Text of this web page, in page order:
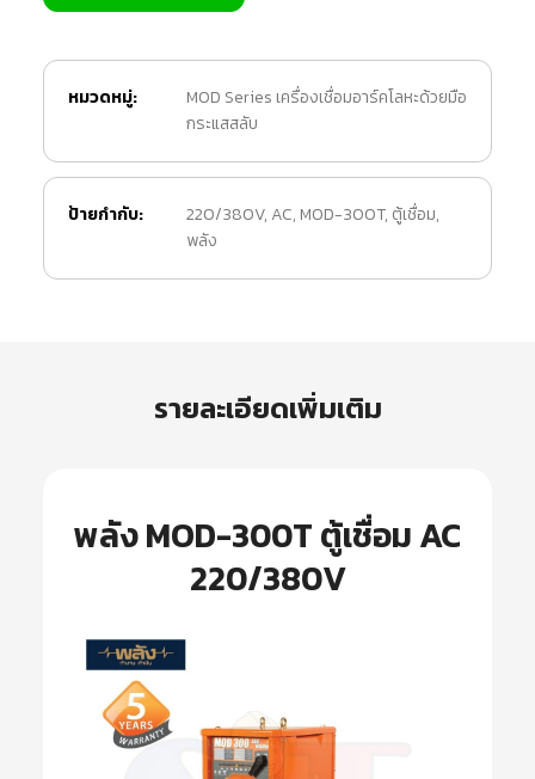
หมวดหมู่:
MOD Series เครื่องเชื่อมอาร์คโลหะด้วยมือ
กระแสสลับ
ป้ายกำกับ: 220/380V, AC, MOD-300T, ตู้เชื่อม,
พลัง
รายละเอียดเพิ่มเติม
พลัง MOD-300T ตู้เชื่อม AC
220/380V